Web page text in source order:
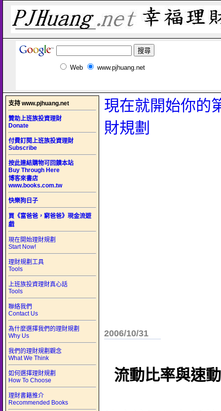
Web www.pjhuang.net
支持 www.pjhuang.net
贊助上班族投資理財
Donate
付費訂閱上班族投資理財
Subscribe
按此連結購物可回饋本站
Buy Through Here
博客來書店
www.books.com.tw
快樂狗日子
買《富爸爸，窮爸爸》現金流遊
戲
現在開始理財規劃
Start Now!
理財規劃工具
Tools
上班族投資理財真心話
Tools
聯絡我們
Contact Us
為什麼選擇我們的理財規劃
Why Us
我們的理財規劃觀念
What We Think
如何選擇理財規劃
How To Choose
理財書籍推介
Recommended Books
現在就開始你的
財規劃
2006/10/31
流動比率與速